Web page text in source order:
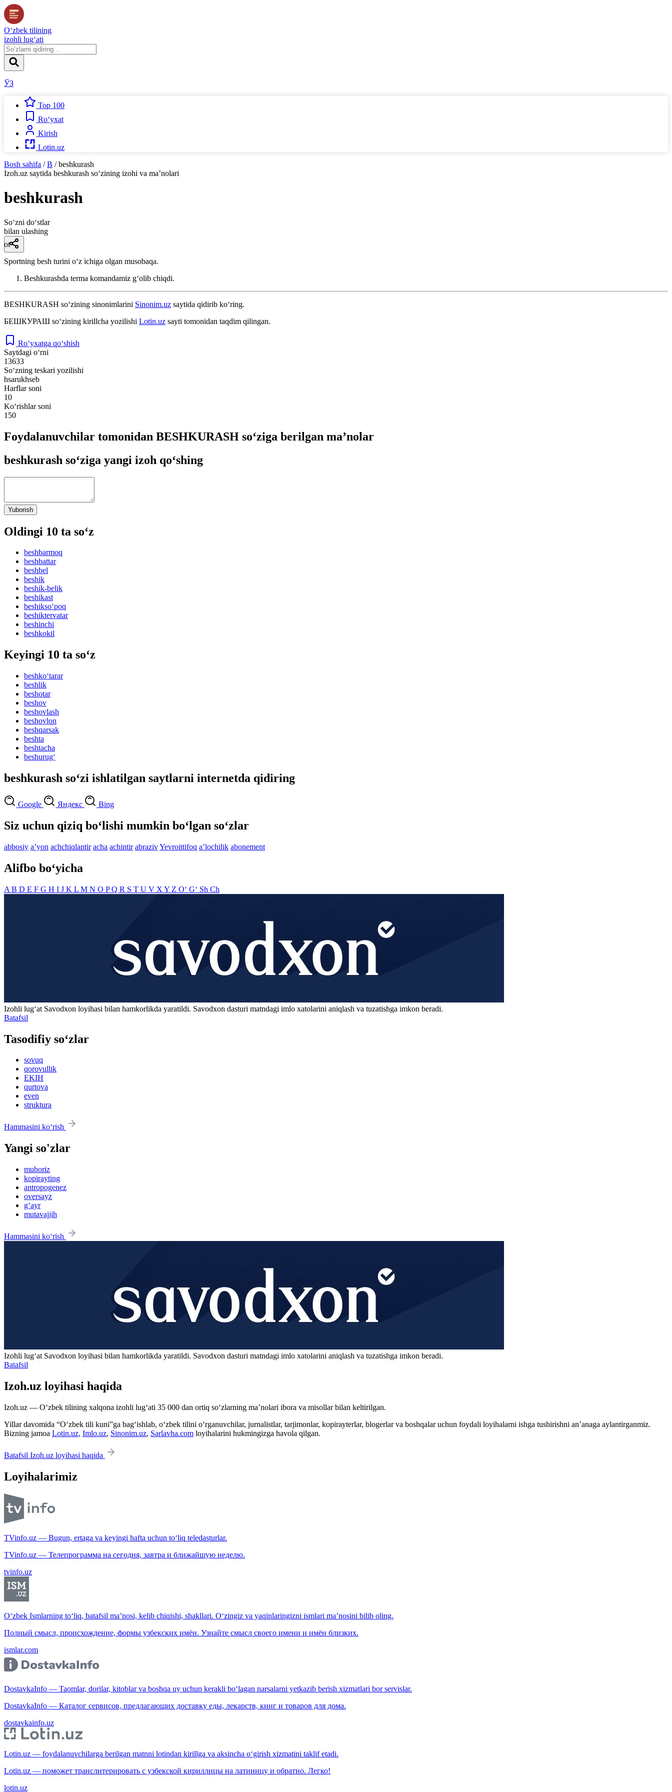
O‘zbek tilining
izohli lug‘ati
ЎЗ
Top 100
Ro‘yxat
Kirish
Lotin.uz
Bosh sahifa / B / beshkurash
Izoh.uz saytida beshkurash so‘zining izohi va ma’nolari
beshkurash
So‘zni do‘stlar
bilan ulashing
ot
Sportning besh turini oʻz ichiga olgan musobaqa.
Beshkurashda terma komandamiz gʻolib chiqdi.
BESHKURASH so‘zining sinonimlarini Sinonim.uz saytida qidirib ko‘ring.
БЕШКУРАШ so‘zining kirillcha yozilishi Lotin.uz sayti tomonidan taqdim qilingan.
Ro‘yxatga qo‘shish
Saytdagi o‘rni
13633
So‘zning teskari yozilishi
hsarukhseb
Harflar soni
10
Ko‘rishlar soni
150
Foydalanuvchilar tomonidan BESHKURASH so‘ziga berilgan ma’nolar
beshkurash so‘ziga yangi izoh qo‘shing
Yuborish
Oldingi 10 ta so‘z
beshbarmoq
beshbattar
beshbel
beshik
beshik-belik
beshikast
beshikso‘poq
beshiktervatar
beshinchi
beshkokil
Keyingi 10 ta so‘z
beshko‘tarar
beshlik
beshotar
beshov
beshovlash
beshovlon
beshqarsak
beshta
beshtacha
beshurug‘
beshkurash so‘zi ishlatilgan saytlarni internetda qidiring
Google Яндекс Bing
Siz uchun qiziq bo‘lishi mumkin bo‘lgan so‘zlar
abbosiy aʼyon achchiqlantir acha achintir abrazivYevroittifoq aʼlochilik abonement
Alifbo bo‘yicha
A B D E F G H I J K L M N O PQ R S T U V X Y Z O‘ G‘ Sh Ch
Izohli lugʻat Savodxon loyihasi bilan hamkorlikda yaratildi. Savodxon dasturi matndagi imlo xatolarini aniqlash va tuzatishga imkon beradi.
Batafsil
Tasodifiy so‘zlar
sovuq
qorovullik
EKIH
qurtova
even
struktura
Hammasini ko‘rish
Yangi so'zlar
muboriz
kopirayting
antropogenez
oversayz
g‘ayr
mutavajjih
Hammasini ko‘rish
Izohli lugʻat Savodxon loyihasi bilan hamkorlikda yaratildi. Savodxon dasturi matndagi imlo xatolarini aniqlash va tuzatishga imkon beradi.
Batafsil
Izoh.uz loyihasi haqida
Izoh.uz — O‘zbek tilining xalqona izohli lug‘ati 35 000 dan ortiq so‘zlarning ma’nolari ibora va misollar bilan keltirilgan.
Yillar davomida “O‘zbek tili kuni”ga bag‘ishlab, o‘zbek tilini o‘rganuvchilar, jurnalistlar, tarjimonlar, kopirayterlar, blogerlar va boshqalar uchun foydali loyihalarni ishga tushirishni an’anaga aylantirganmiz.
Bizning jamoa Lotin.uz, Imlo.uz, Sinonim.uz, Sarlavha.com loyihalarini hukmingizga havola qilgan.
Batafsil Izoh.uz loyihasi haqida
Loyihalarimiz
TVinfo.uz — Bugun, ertaga va keyingi hafta uchun to‘liq teledasturlar.
TVinfo.uz — Телепрограмма на сегодня, завтра и ближайшую неделю.
tvinfo.uz
O‘zbek Ismlarning to‘liq, batafsil ma’nosi, kelib chiqishi, shakllari. O‘zingiz va yaqinlaringizni ismlari ma’nosini bilib oling.
Полный смысл, происхождение, формы узбекских имён. Узнайте смысл своего имени и имён близких.
ismlar.com
DostavkaInfo — Taomlar, dorilar, kitoblar va boshqa uy uchun kerakli bo‘lagan narsalarni yetkazib berish xizmatlari bor servislar.
DostavkaInfo — Каталог сервисов, предлагающих доставку еды, лекарств, книг и товаров для дома.
dostavkainfo.uz
Lotin.uz — foydalanuvchilarga berilgan matnni lotindan kirillga va aksincha o‘girish xizmatini taklif etadi.
Lotin.uz — поможет транслитерировать с узбекской кириллицы на латиницу и обратно. Легко!
lotin.uz